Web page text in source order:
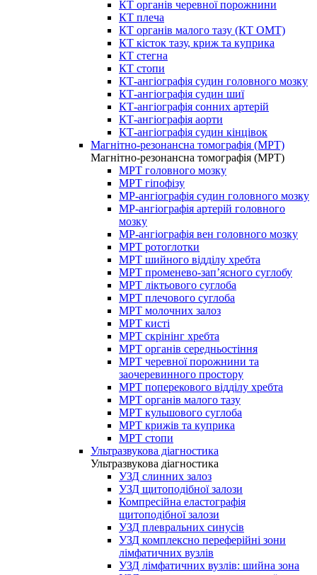
КТ органів черевної порожнини
КТ плеча
КТ органів малого тазу (КТ ОМТ)
КТ кісток тазу, криж та куприка
КТ стегна
КТ стопи
КТ-ангіографія судин головного мозку
КТ-ангіографія судин шиї
КТ-ангіографія сонних артерій
КТ-ангіографія аорти
КТ-ангіографія судин кінцівок
Магнітно-резонансна томографія (МРТ)
Магнітно-резонансна томографія (МРТ)
МРТ головного мозку
МРТ гіпофізу
МР-ангіографія судин головного мозку
МР-ангіографія артерій головного
мозку
МР-ангіографія вен головного мозку
МРТ ротоглотки
МРТ шийного відділу хребта
МРТ променево-зап’ясного суглобу
МРТ ліктьового суглоба
МРТ плечового суглоба
МРТ молочних залоз
МРТ кисті
МРТ скрінінг хребта
МРТ органів середньостіння
МРТ черевної порожнини та
заочеревинного простору
МРТ поперекового відділу хребта
МРТ органів малого тазу
МРТ кульшового суглоба
МРТ крижів та куприка
МРТ стопи
Ультразвукова діагностика
Ультразвукова діагностика
УЗД слинних залоз
УЗД щитоподібної залози
Компресійна еластографія
щитоподібної залози
УЗД плевральних синусів
УЗД комплексно переферійні зони
лімфатичних вузлів
УЗД лімфатичних вузлів: шийна зона